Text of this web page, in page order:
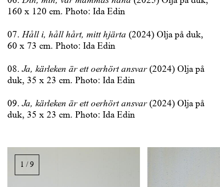
160 x 120 cm. Photo: Ida Edin
07.Håll i, håll hårt, mitt hjärta (2024) Olja på duk,
60 x 73 cm. Photo: Ida Edin
08.Ja, kärleken är ett oerhört ansvar(2024) Olja på
duk, 35 x 23 cm. Photo: Ida Edin
09.Ja, kärleken är ett oerhört ansvar(2024) Olja på
duk, 35 x 23 cm. Photo: Ida Edin
Image
gallery,
scroll
1 / 9